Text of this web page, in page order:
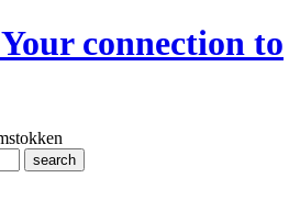
connection to